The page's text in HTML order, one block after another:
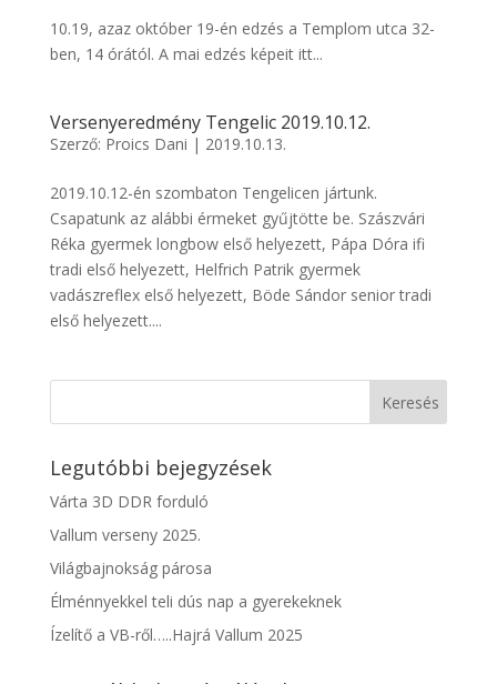
10.19, azaz október 19-én edzés a Templom utca 32-
ben, 14 órától. A mai edzés képeit itt...
Versenyeredmény Tengelic 2019.10.12.
Szerző: Proics Dani | 2019.10.13.
2019.10.12-én szombaton Tengelicen jártunk.
Csapatunk az alábbi érmeket gyűjtötte be. Szászvári
Réka gyermek longbow első helyezett, Pápa Dóra ifi
tradi első helyezett, Helfrich Patrik gyermek
vadászreflex első helyezett, Böde Sándor senior tradi
első helyezett....
Legutóbbi bejegyzések
Várta 3D DDR forduló
Vallum verseny 2025.
Világbajnokság párosa
Élménnyekkel teli dús nap a gyerekeknek
Ízelítő a VB-ről…..Hajrá Vallum 2025